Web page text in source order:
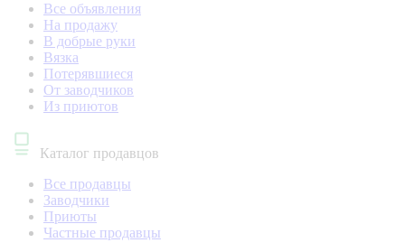
Все объявления
На продажу
В добрые руки
Вязка
Потерявшиеся
От заводчиков
Из приютов
Каталог продавцов
Все продавцы
Заводчики
Приюты
Частные продавцы